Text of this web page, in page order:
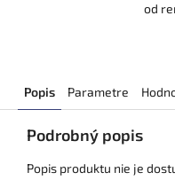
od
Popis Parametre
Podrobný popis
Popis produktu nie je